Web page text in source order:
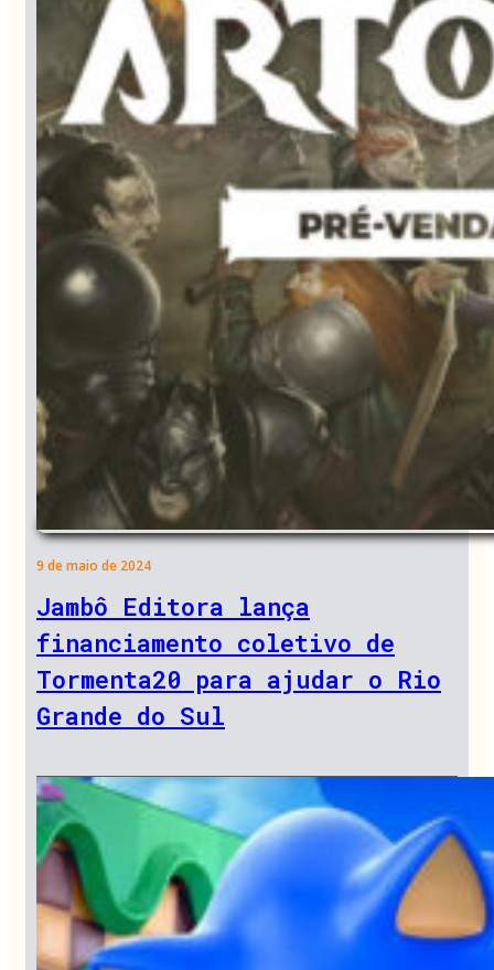
9 de maio de 2024
Jambô Editora lança
financiamento coletivo de
Tormenta20 para ajudar o Rio
Grande do Sul